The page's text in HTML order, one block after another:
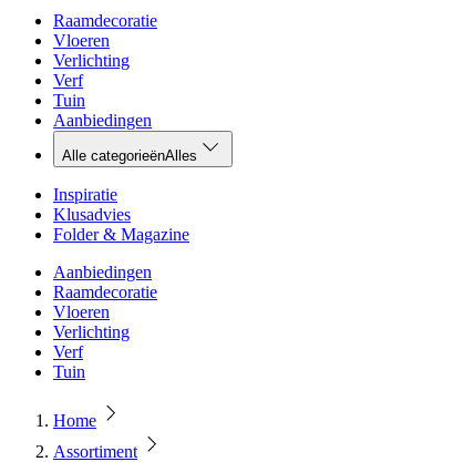
Raamdecoratie
Vloeren
Verlichting
Verf
Tuin
Aanbiedingen
Alle categorieënAlles
Inspiratie
Klusadvies
Folder & Magazine
Aanbiedingen
Raamdecoratie
Vloeren
Verlichting
Verf
Tuin
Home
Assortiment